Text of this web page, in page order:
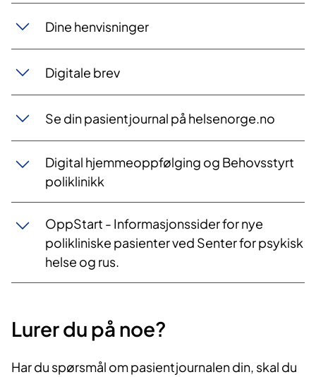
Dine henvisninger
Digitale brev
Se din pasientjournal på helsenorge.no
Digital hjemmeoppfølging og Behovsstyrt
poliklinikk
OppStart - Informasjonssider for nye
polikliniske pasienter ved Senter for psykisk
helse og rus.
Lurer du på noe?
Har du spørsmål om pasientjournalen din, skal du